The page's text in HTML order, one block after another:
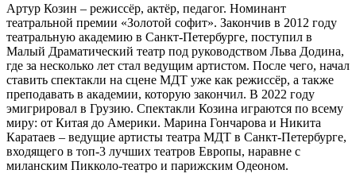
Артур Козин – режиссёр, актёр, педагог. Номинант
театральной премии «Золотой софит». Закончив в 2012 году
театральную академию в Санкт-Петербурге, поступил в
Малый Драматический театр под руководством Льва Додина,
где за несколько лет стал ведущим артистом. После чего, начал
ставить спектакли на сцене МДТ уже как режиссёр, а также
преподавать в академии, которую закончил. В 2022 году
эмигрировал в Грузию. Спектакли Козина играются по всему
миру: от Китая до Америки. Марина Гончарова и Никита
Каратаев – ведущие артисты театра МДТ в Санкт-Петербурге,
входящего в топ-3 лучших театров Европы, наравне с
миланским Пикколо-театро и парижским Одеоном.